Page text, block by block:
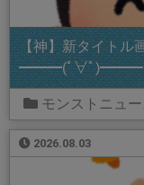
【神】新タイトル
━━━(ﾟ∀ﾟ
モンストニュー
2026.08.03